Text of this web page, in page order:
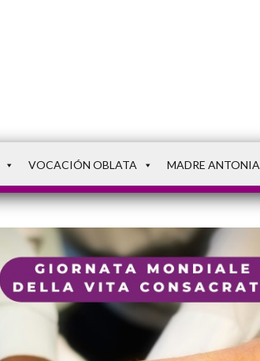
VOCACIÓN OBLATA MADRE ANTONIA